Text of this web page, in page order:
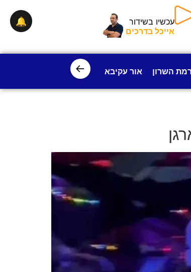
עכשיו בשידור
אייכל בדרכים
רמת השרון אור עקיבא פרדס חנה
←
🔔